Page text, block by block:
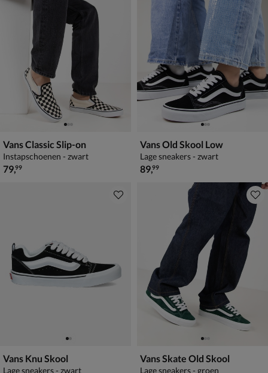
Vans Classic Slip-on
Instapschoenen - zwart
€ 79,99
79,99
Vans Old Skool Low
Lage sneakers - zwart
€ 89,99
89,99
Vans Knu Skool
Lage sneakers - zwart
Vans Skate Old Skool
Lage sneakers - groen